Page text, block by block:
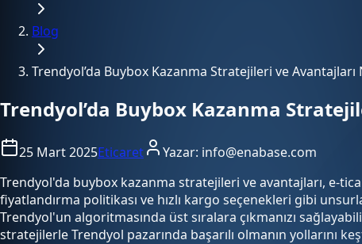
Blog
Trendyol’da Buybox Kazanma Stratejileri ve
Trendyol’da Buybox Kazanma
25 Mart 2025Eticaret Yazar: info@enabase.com
Trendyol'da buybox kazanma stratejileri ve avantajları, e-
fiyatlandırma politikası ve hızlı kargo seçenekleri gibi
Trendyol'un algoritmasında üst sıralara çıkmanızı
stratejilerle Trendyol pazarında başarılı olmanın yollarını